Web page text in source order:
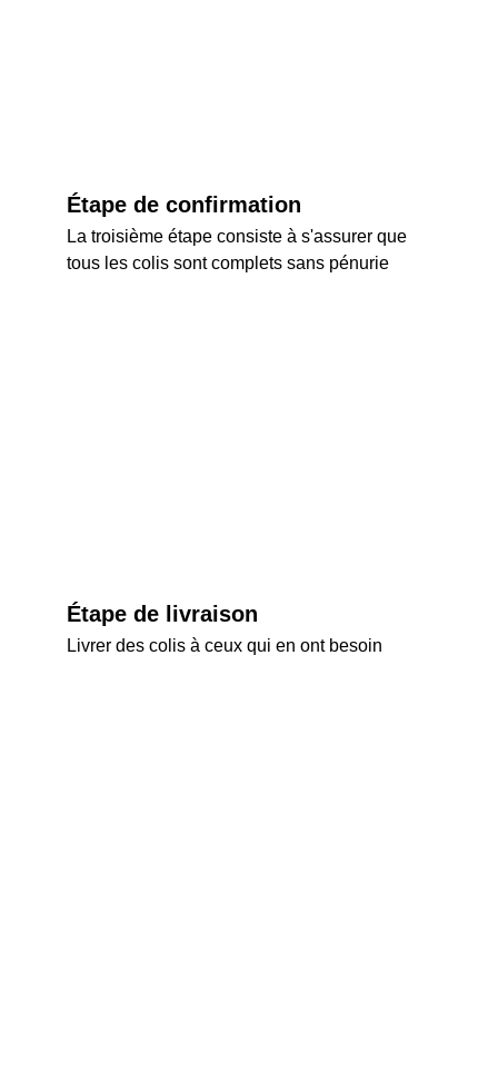
Étape de confirmation
La troisième étape consiste à s'assurer que
tous les colis sont complets sans pénurie
Étape de livraison
Livrer des colis à ceux qui en ont besoin